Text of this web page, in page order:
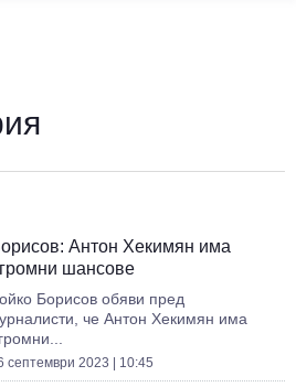
Антон Хекимян има
шансове
Борисов обяви пред
че Антон Хекимян има
септември 2023 | 10:45